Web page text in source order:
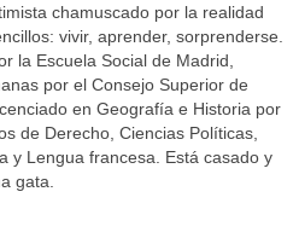
chamuscado por la realidad
vivir, aprender, sorprenderse.
la Escuela Social de Madrid,
por el Consejo Superior de
en Geografía e Historia por
de Derecho, Ciencias Políticas,
y Lengua francesa. Está casado y
gata.